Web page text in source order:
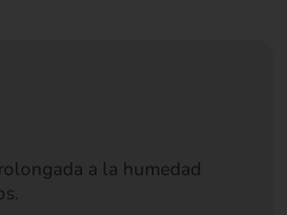
a la humedad